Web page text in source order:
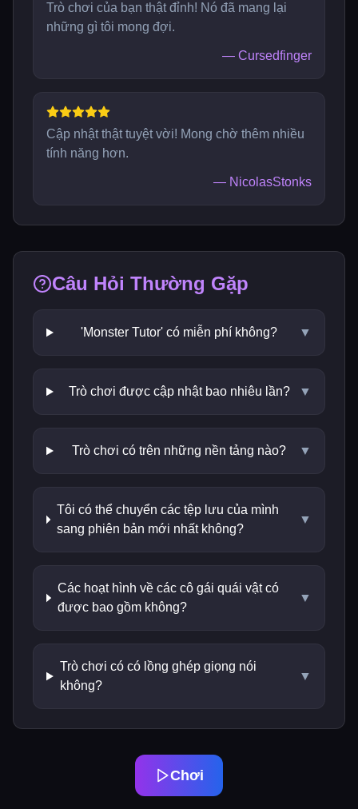
Trò chơi của bạn thật đỉnh! Nó đã mang lại
những gì tôi mong đợi.
— Cursedfinger
Cập nhật thật tuyệt vời! Mong chờ thêm nhiều
tính năng hơn.
— NicolasStonks
Câu Hỏi Thường Gặp
'Monster Tutor' có miễn phí không? ▼
Trò chơi được cập nhật bao nhiêu lần? ▼
Trò chơi có trên những nền tảng nào? ▼
Tôi có thể chuyển các tệp lưu của mình
sang phiên bản mới nhất không?
▼
Các hoạt hình về các cô gái quái vật có
được bao gồm không?
▼
Trò chơi có có lồng ghép giọng nói
không?
▼
Chơi